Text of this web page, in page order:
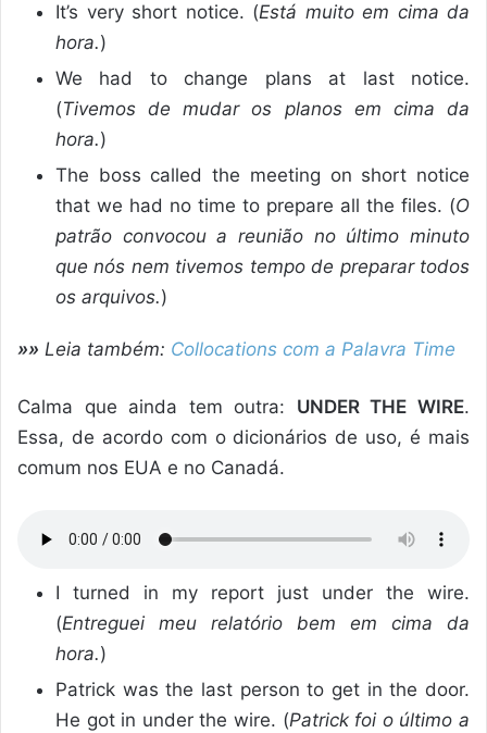
It’s very short notice. (Está muito em cima da
hora.)
We had to change plans at last notice.
(Tivemos de mudar os planos em cima da
hora.)
The boss called the meeting on short notice
that we had no time to prepare all the files. (O
patrão convocou a reunião no último minuto
que nós nem tivemos tempo de preparar todos
os arquivos.)
»» Leia também: Collocations com a Palavra Time
Calma que ainda tem outra: UNDER THE WIRE.
Essa, de acordo com o dicionários de uso, é mais
comum nos EUA e no Canadá.
I turned in my report just under the wire.
(Entreguei meu relatório bem em cima da
hora.)
Patrick was the last person to get in the door.
He got in under the wire. (Patrick foi o último a